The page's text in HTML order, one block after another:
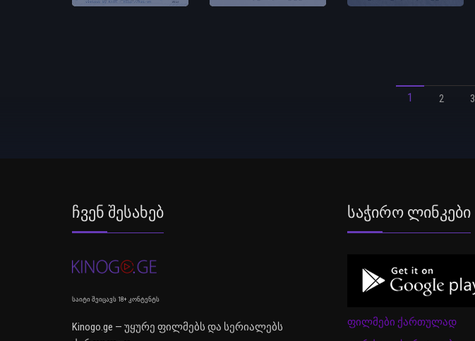
1 2 3
Ჩვენ Შესახებ
საიტი შეიცავს 18+ კონტენტს
Kinogo.ge — უყურე ფილმებს და სერიალებს
Საჭირო Ლინკები
ფილმები ქართულად